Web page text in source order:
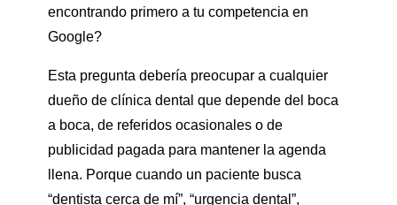
encontrando primero a tu competencia en
Google?
Esta pregunta debería preocupar a cualquier
dueño de clínica dental que depende del boca
a boca, de referidos ocasionales o de
publicidad pagada para mantener la agenda
llena. Porque cuando un paciente busca
“dentista cerca de mí”, “urgencia dental”,